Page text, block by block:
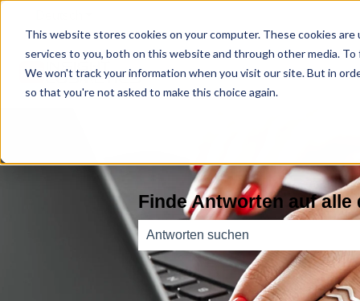
This website stores cookies on your computer. These cookies
services to you, both on this website and through other media.
We won't track your information when you visit our site. But in
so that you're not asked to make this choice again.
Finde Antworten auf alle
Es gibt keine Vorschläge, da das